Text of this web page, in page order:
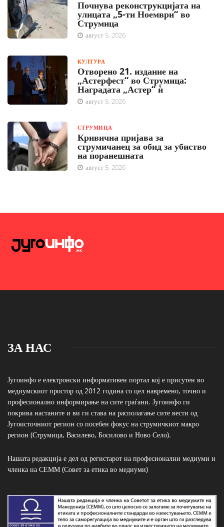
Почнува реконструкцијата на
улицата „5-ти Ноември“ во
Струмица
август 5, 2026
КУЛТУРА
Отворено 21. издание на
„Астерфест“ во Струмица:
Наградата „Астер“ ѝ
август 5, 2026
СТРУМИЦА
Кривична пријава за
струмичанец за обид за убиство
на поранешната
август 5, 2026
ЗА НАС
Југоинфо е електронски информативен портал кој е присутен во
медиумскиот простор од 2012 година со цел навремено, точно и
професионално информирање на сите граѓани. Југоинфо ги
покрива настаните и ви ги става на располагање сите вести од
Југоисточниот регион со посебен фокус на струмичкиот макро
регион (Струмица, Василево, Босилово и Ново Село).
Нашата редакција е дел од регистарот на професионални медиуми и
членка на СЕММ (Совет за етика во медиуми)